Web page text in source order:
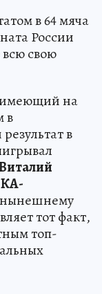
в 64 мяча
России
всю свою
имеющий на
в
в
нынешнему
тот факт,
топ-